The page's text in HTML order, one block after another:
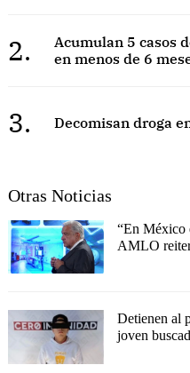
2.
Acumulan 5 casos
en menos de 6
3. Decomisan droga
Otras Noticias
“En México
AMLO
Detienen al
joven